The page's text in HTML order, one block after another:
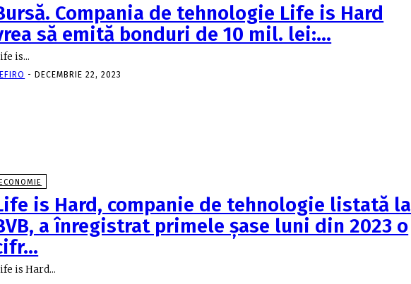
Compania de tehnologie Life is Hard
să emită bonduri de 10 mil. lei:…
is...
- DECEMBRIE 22, 2023
is Hard, companie de tehnologie listată la
a înregistrat primele şase luni din 2023 o
is Hard...